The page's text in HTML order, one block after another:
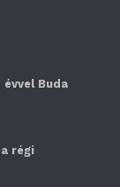
Buda
régi